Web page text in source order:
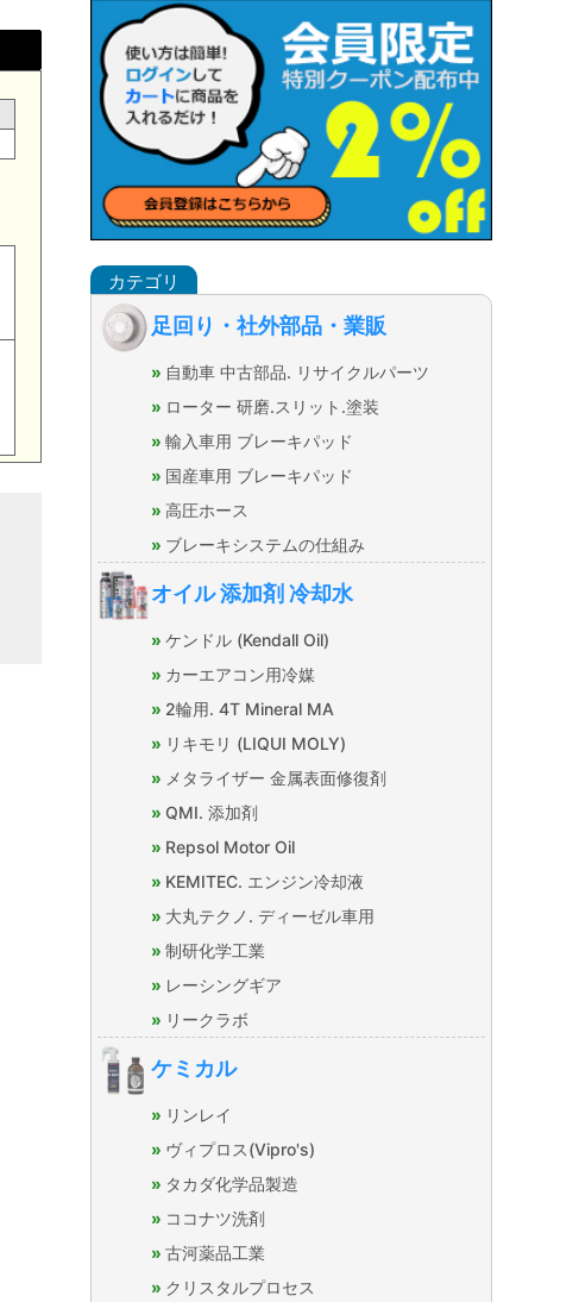
足回り・社外部品・業販
自動車 中古部品. リサイクルパーツ
ローター 研磨.スリット.塗装
輸入車用 ブレーキパッド
国産車用 ブレーキパッド
高圧ホース
ブレーキシステムの仕組み
オイル 添加剤 冷却水
ケンドル (Kendall Oil)
カーエアコン用冷媒
2輪用. 4T Mineral MA
リキモリ (LIQUI MOLY)
メタライザー 金属表面修復剤
QMI. 添加剤
Repsol Motor Oil
KEMITEC. エンジン冷却液
大丸テクノ. ディーゼル車用
制研化学工業
レーシングギア
リークラボ
ケミカル
リンレイ
ヴィプロス(Vipro's)
タカダ化学品製造
ココナツ洗剤
古河薬品工業
クリスタルプロセス